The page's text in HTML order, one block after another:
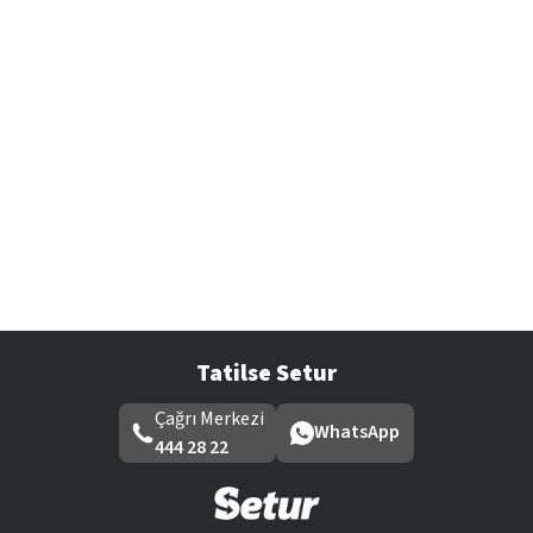
Tatilse Setur
Çağrı Merkezi
444 28 22
WhatsApp